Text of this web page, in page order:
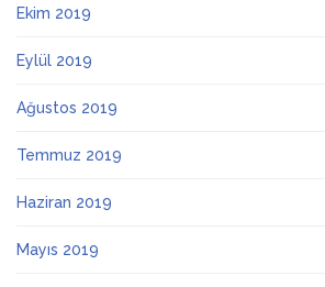
Ekim 2019
Eylül 2019
Ağustos 2019
Temmuz 2019
Haziran 2019
Mayıs 2019